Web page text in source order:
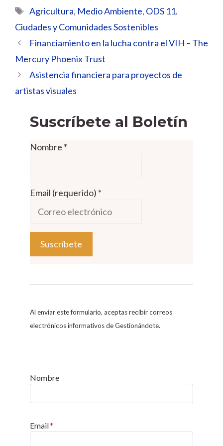
Etiquetas
Agricultura, Medio Ambiente, ODS 11.
Ciudades y Comunidades Sostenibles
Financiamiento en la lucha contra el VIH – The
Mercury Phoenix Trust
Asistencia financiera para proyectos de
artistas visuales
Suscríbete al Boletín
Nombre *
Email (requerido) *
o
s
t
C
n
a
Al enviar este formulario, aceptas recibir correos
electrónicos informativos de Gestionándote.
Nombre
Email*